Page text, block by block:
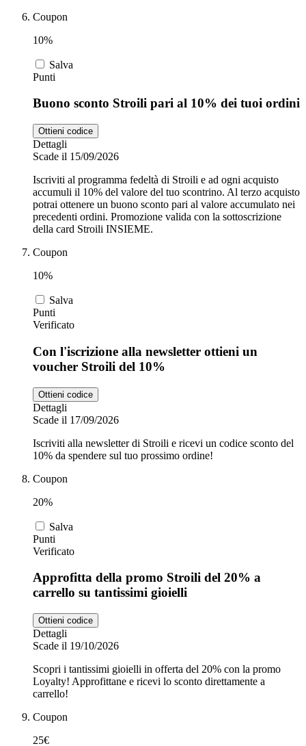
Coupon
10%
Salva
Punti
Buono sconto Stroili pari al 10% dei tuoi ordini
Ottieni codice
Dettagli
Scade il 15/09/2026
Iscriviti al programma fedeltà di Stroili e ad ogni acquisto
accumuli il 10% del valore del tuo scontrino. Al terzo acquisto
potrai ottenere un buono sconto pari al valore accumulato nei
precedenti ordini. Promozione valida con la sottoscrizione
della card Stroili INSIEME.
Coupon
10%
Salva
Punti
Verificato
Con l'iscrizione alla newsletter ottieni un
voucher Stroili del 10%
Ottieni codice
Dettagli
Scade il 17/09/2026
Iscriviti alla newsletter di Stroili e ricevi un codice sconto del
10% da spendere sul tuo prossimo ordine!
Coupon
20%
Salva
Punti
Verificato
Approfitta della promo Stroili del 20% a
carrello su tantissimi gioielli
Ottieni codice
Dettagli
Scade il 19/10/2026
Scopri i tantissimi gioielli in offerta del 20% con la promo
Loyalty! Approfittane e ricevi lo sconto direttamente a
carrello!
Coupon
25€